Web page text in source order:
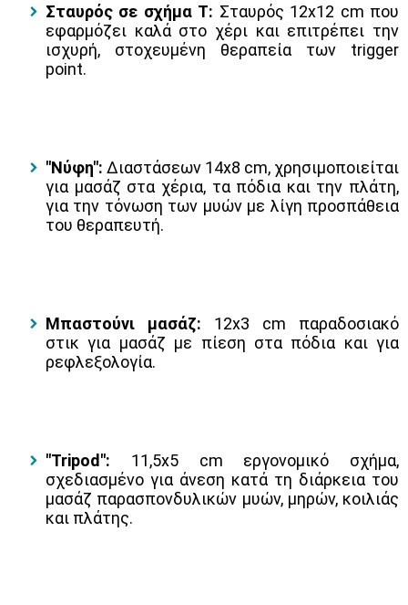
Σταυρός σε σχήμα Τ: Σταυρός 12x12 cm που
εφαρμόζει καλά στο χέρι και επιτρέπει την
ισχυρή, στοχευμένη θεραπεία των trigger
point.
"Νύφη": Διαστάσεων 14x8 cm, χρησιμοποιείται
για μασάζ στα χέρια, τα πόδια και την πλάτη,
για την τόνωση των μυών με λίγη προσπάθεια
του θεραπευτή.
Μπαστούνι μασάζ: 12x3 cm παραδοσιακό
στικ για μασάζ με πίεση στα πόδια και για
ρεφλεξολογία.
"Tripod": 11,5x5 cm εργονομικό σχήμα,
σχεδιασμένο για άνεση κατά τη διάρκεια του
μασάζ παρασπονδυλικών μυών, μηρών, κοιλιάς
και πλάτης.